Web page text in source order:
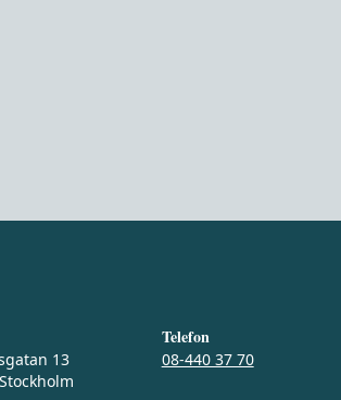
13
Telefon
08-440 37 70